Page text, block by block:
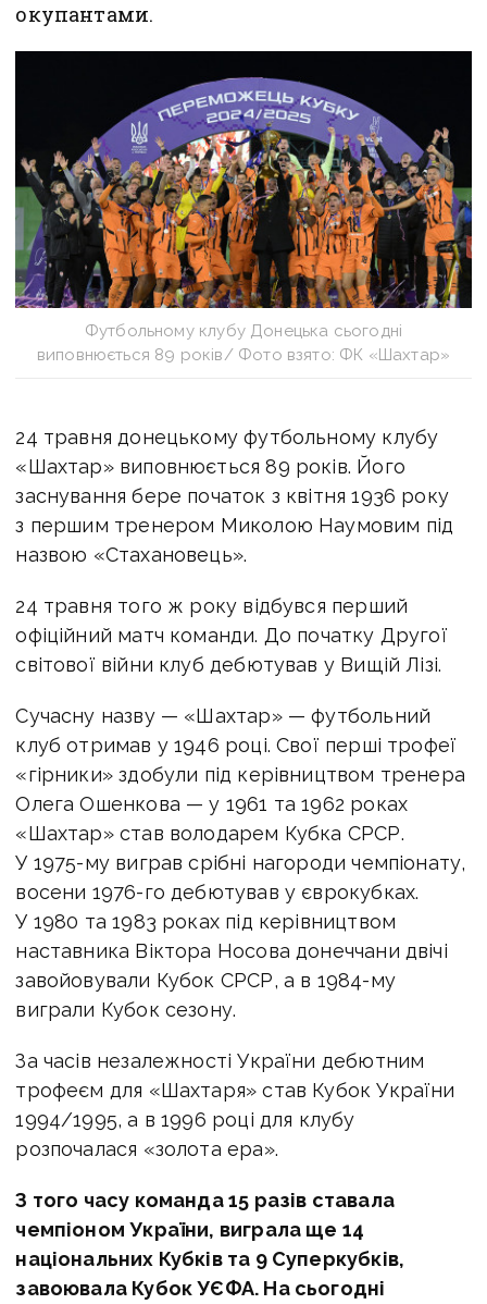
окупантами.
Футбольному клубу Донецька сьогодні
виповнюється 89 років/ Фото взято: ФК «Шахтар»
24 травня донецькому футбольному клубу
«Шахтар» виповнюється 89 років. Його
заснування бере початок з квітня 1936 року
з першим тренером Миколою Наумовим під
назвою «Стахановець».
24 травня того ж року відбувся перший
офіційний матч команди. До початку Другої
світової війни клуб дебютував у Вищій Лізі.
Сучасну назву — «Шахтар» — футбольний
клуб отримав у 1946 році. Свої перші трофеї
«гірники» здобули під керівництвом тренера
Олега Ошенкова — у 1961 та 1962 роках
«Шахтар» став володарем Кубка СРСР.
У 1975-му виграв срібні нагороди чемпіонату,
восени 1976-го дебютував у єврокубках.
У 1980 та 1983 роках під керівництвом
наставника Віктора Носова донеччани двічі
завойовували Кубок СРСР, а в 1984-му
виграли Кубок сезону.
За часів незалежності України дебютним
трофеєм для «Шахтаря» став Кубок України
1994/1995, а в 1996 році для клубу
розпочалася «золота ера».
З того часу команда 15 разів ставала
чемпіоном України, виграла ще 14
національних Кубків та 9 Суперкубків,
завоювала Кубок УЄФА. На сьогодні